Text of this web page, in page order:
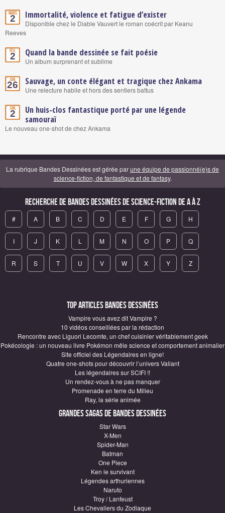
Mars
2 Immortalité, violence et fatigue d’exister
Disponible chez le Diable Vauvert le roman coécrit par Keanu
Reeves
Fév.
2 Quand la bande dessinée se fait poésie
Un album surprenant et sublime
Jan.
26 Sauvage, un conte élégant et tragique chez Ankama
Une relecture habile et hors des sentiers battus
Jan.
2
Un huis-clos fantastique porté par une légende
samouraï
Le nouveau one-shot de chez Ankama
La rubrique Bandes Dessinées est gérée parune équipe de passionné(e)s de
science-fiction, de fantastique et de fantasy.
Recherche de Bandes Dessinées de science-fiction de A à Z
# A B C D E F G H
I J K L M N O P Q
R S T U V W X Y Z
Top articles Bandes Dessinées
Vampire vous avez dit Vampire ?
10 vidéos conseillées par la rédaction
Rencontre avec Liguori Lecomte, un chef cuisinier véritablement geek
Pokécologie : un nouveau livre Pokémon mêle science et comportement animalier
Site officiel des Légendaires en ligne!
Quatre one-shots pour découvrir l’univers Valiant
Les légendaires sur SCIFI !!
Un rendez-vous à ne pas manquer
Promenade en terre du Milieu
Ray, la série animée
Grandes sagas de Bandes Dessinées
Star Wars
X-Men
Spider-Man
Batman
One Piece
Ken le survivant
Légendes arthuriennes
Naruto
Troy / Lanfeust
Les Chevaliers du Zodiaque